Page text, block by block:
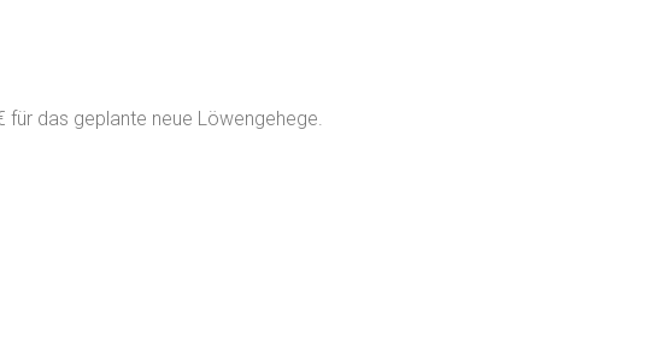
das geplante neue Löwengehege.